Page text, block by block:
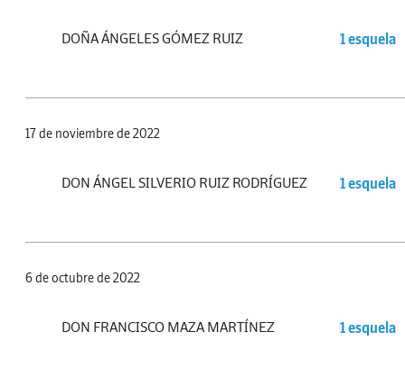
DOÑA ÁNGELES GÓMEZ RUIZ 1 esquela
17 de noviembre de 2022
DON ÁNGEL SILVERIO RUIZ RODRÍGUEZ 1 esquela
6 de octubre de 2022
DON FRANCISCO MAZA MARTÍNEZ 1 esquela